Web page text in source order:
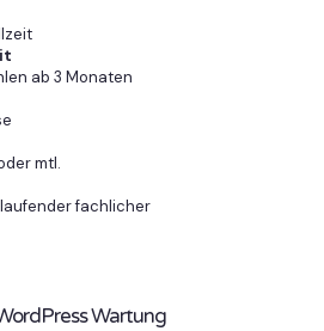
ab 3 Monaten
mtl.
fachlicher
Wartung